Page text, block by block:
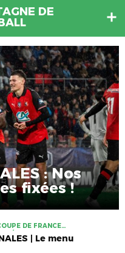
DE
: Nos
fixées !
DE FRANCE
FÉMININE U18| Le menu